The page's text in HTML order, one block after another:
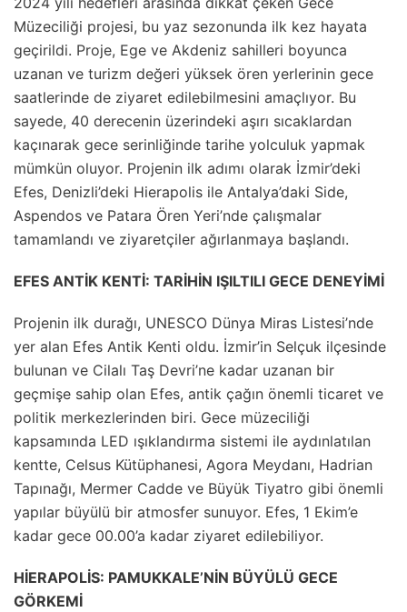
Müzeciliği projesi, bu yaz sezonunda ilk kez hayata
geçirildi. Proje, Ege ve Akdeniz sahilleri boyunca
uzanan ve turizm değeri yüksek ören yerlerinin gece
saatlerinde de ziyaret edilebilmesini amaçlıyor. Bu
sayede, 40 derecenin üzerindeki aşırı sıcaklardan
kaçınarak gece serinliğinde tarihe yolculuk yapmak
mümkün oluyor. Projenin ilk adımı olarak İzmir’deki
Efes, Denizli’deki Hierapolis ile Antalya’daki Side,
Aspendos ve Patara Ören Yeri’nde çalışmalar
tamamlandı ve ziyaretçiler ağırlanmaya başlandı.
EFES ANTİK KENTİ: TARİHİN IŞILTILI GECE DENEYİMİ
Projenin ilk durağı, UNESCO Dünya Miras Listesi’nde
yer alan Efes Antik Kenti oldu. İzmir’in Selçuk ilçesinde
bulunan ve Cilalı Taş Devri’ne kadar uzanan bir
geçmişe sahip olan Efes, antik çağın önemli ticaret ve
politik merkezlerinden biri. Gece müzeciliği
kapsamında LED ışıklandırma sistemi ile aydınlatılan
kentte, Celsus Kütüphanesi, Agora Meydanı, Hadrian
Tapınağı, Mermer Cadde ve Büyük Tiyatro gibi önemli
yapılar büyülü bir atmosfer sunuyor. Efes, 1 Ekim’e
kadar gece 00.00’a kadar ziyaret edilebiliyor.
HİERAPOLİS: PAMUKKALE’NİN BÜYÜLÜ GECE
GÖRKEMİ